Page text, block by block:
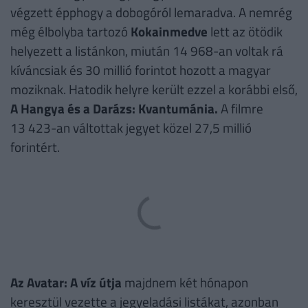
végzett épphogy a dobogóról lemaradva. A nemrég
még élbolyba tartozó Kokainmedve lett az ötödik
helyezett a listánkon, miután 14 968-an voltak rá
kíváncsiak és 30 millió forintot hozott a magyar
moziknak. Hatodik helyre került ezzel a korábbi első,
A Hangya és a Darázs: Kvantumánia.A filmre
13 423-an váltottak jegyet közel 27,5 millió
forintért.
Az Avatar: A víz útja majdnem két hónapon
keresztül vezette a jegyeladási listákat, azonban